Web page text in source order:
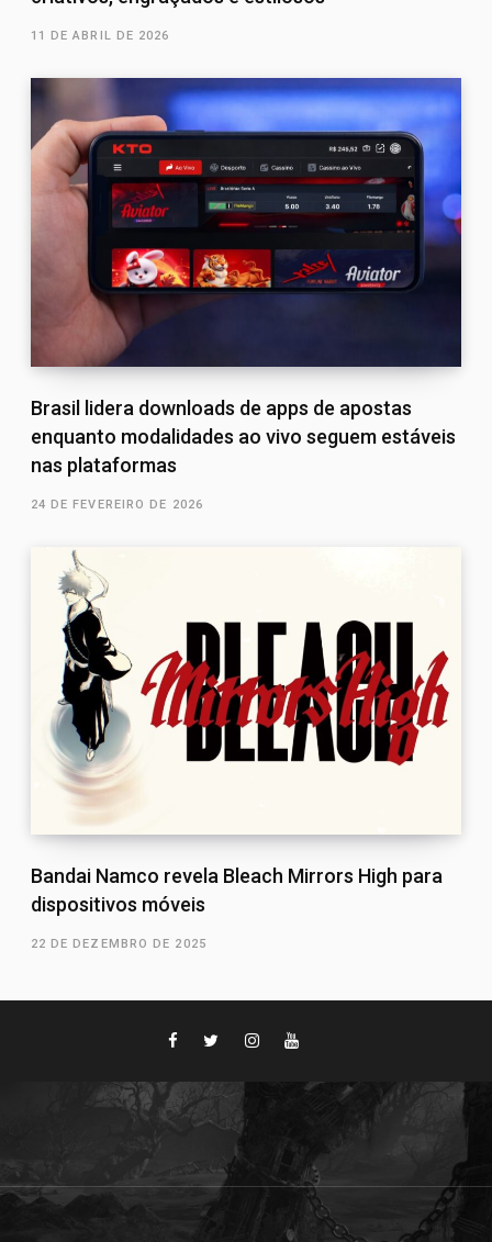
11 DE ABRIL DE 2026
Brasil lidera downloads de apps de apostas
enquanto modalidades ao vivo seguem estáveis
nas plataformas
24 DE FEVEREIRO DE 2026
Bandai Namco revela Bleach Mirrors High para
dispositivos móveis
22 DE DEZEMBRO DE 2025